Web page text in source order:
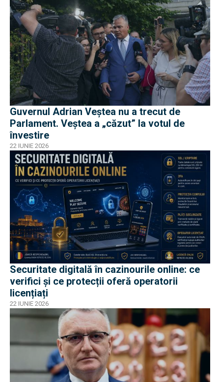
Guvernul Adrian Veștea nu a trecut de
Parlament. Veștea a „căzut” la votul de
învestire
22 IUNIE 2026
Securitate digitală în cazinourile online: ce
verifici și ce protecții oferă operatorii
licențiați
22 IUNIE 2026